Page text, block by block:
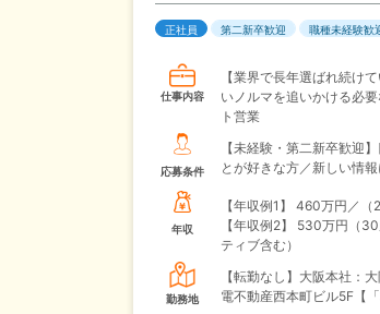
正社員 第二新卒歓迎 職種未経験歓
仕事内容
【業界で長年選ばれ続け
いノルマを追いかける必
ト営業
応募条件
【未経験・第二新卒歓迎
とが好きな方／新しい情
年収
【年収例1】
460万円／（
【年収例2】
530万円（30
ティブ含む）
勤務地
【転勤なし】大阪本社：
電不動産西本町ビル5F【